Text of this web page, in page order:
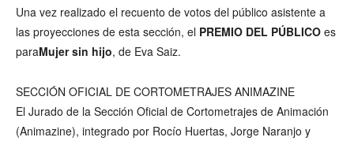
Una vez realizado el recuento de votos del público asistente a
las proyecciones de esta sección, el PREMIO DEL PÚBLICO es
paraMujer sin hijo, de Eva Saiz.
SECCIÓN OFICIAL DE CORTOMETRAJES ANIMAZINE
El Jurado de la Sección Oficial de Cortometrajes de Animación
(Animazine), integrado por Rocío Huertas, Jorge Naranjo y